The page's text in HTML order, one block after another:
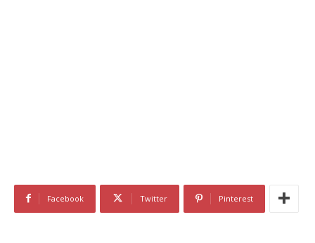
Facebook Twitter Pinterest